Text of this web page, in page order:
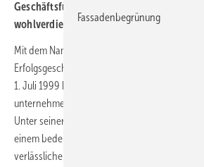
Geschäftsführer Karsten Köhler zum 30.
wohlverdienten Ruhestand.
Mit dem Namen Karsten Köhler verbindet sich
Erfolgsgeschichte von Prefa in Deutschland.
1. Juli 1999 hat er das Unternehmen mit
unternehmerischem Weitblick und
Unter seiner Führung entwickelte sich der
einem bedeutenden Bestandteil der Prefa-
verlässlichen Partner für Kunden,
Fassadenbegrünung